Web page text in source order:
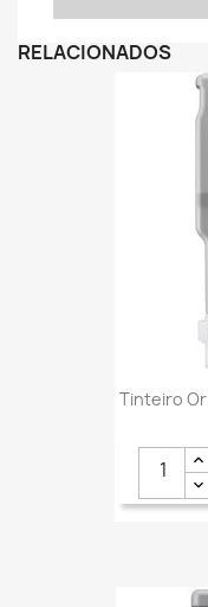
RELACIONADOS
Tinteiro